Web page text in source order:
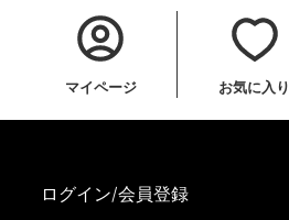
マイページ お気に入り
ログイン/会員登録